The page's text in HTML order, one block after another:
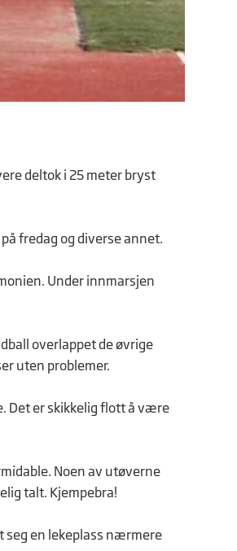
deltok i 25 meter bryst
fredag og diverse annet.
Under innmarsjen
overlappet de øvrige
uten problemer.
Det er skikkelig flott å være
Noen av utøverne
talt. Kjempebra!
seg en lekeplass nærmere